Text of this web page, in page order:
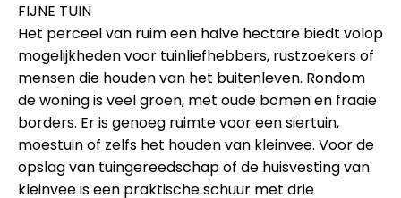
FIJNE TUIN
Het perceel van ruim een halve hectare biedt volop
mogelijkheden voor tuinliefhebbers, rustzoekers of
mensen die houden van het buitenleven. Rondom
de woning is veel groen, met oude bomen en fraaie
borders. Er is genoeg ruimte voor een siertuin,
moestuin of zelfs het houden van kleinvee. Voor de
opslag van tuingereedschap of de huisvesting van
kleinvee is een praktische schuur met drie